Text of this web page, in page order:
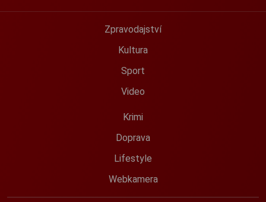
Zpravodajství
Kultura
Sport
Video
Krimi
Doprava
Lifestyle
Webkamera